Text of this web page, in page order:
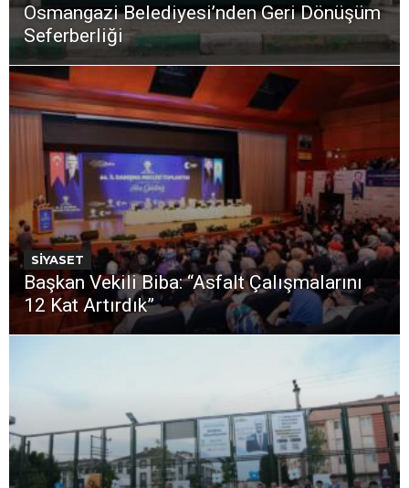
Osmangazi Belediyesi’nden Geri Dönüşüm
Seferberliği
SİYASET
Başkan Vekili Biba: “Asfalt Çalışmalarını
12 Kat Artırdık”